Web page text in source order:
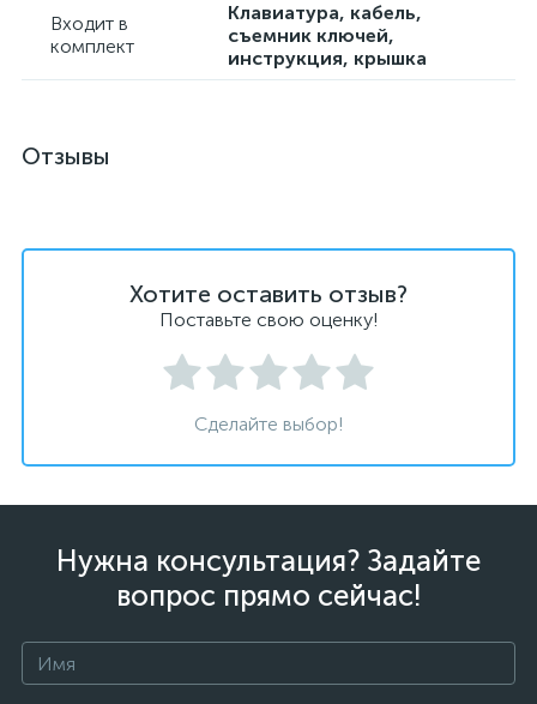
Входит в
комплект
Клавиатура, кабель,
съемник ключей,
инструкция, крышка
Отзывы
Хотите оставить отзыв?
Поставьте свою оценку!
Сделайте выбор!
Нужна консультация? Задайте
вопрос прямо сейчас!